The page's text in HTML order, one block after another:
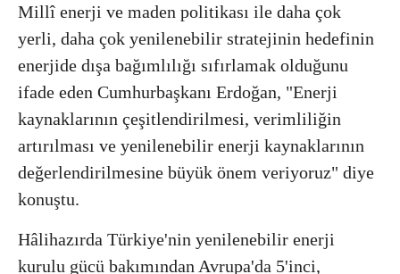
Millî enerji ve maden politikası ile daha çok
yerli, daha çok yenilenebilir stratejinin hedefinin
enerjide dışa bağımlılığı sıfırlamak olduğunu
ifade eden Cumhurbaşkanı Erdoğan, "Enerji
kaynaklarının çeşitlendirilmesi, verimliliğin
artırılması ve yenilenebilir enerji kaynaklarının
değerlendirilmesine büyük önem veriyoruz" diye
konuştu.
Hâlihazırda Türkiye'nin yenilenebilir enerji
kurulu gücü bakımından Avrupa'da 5'inci,